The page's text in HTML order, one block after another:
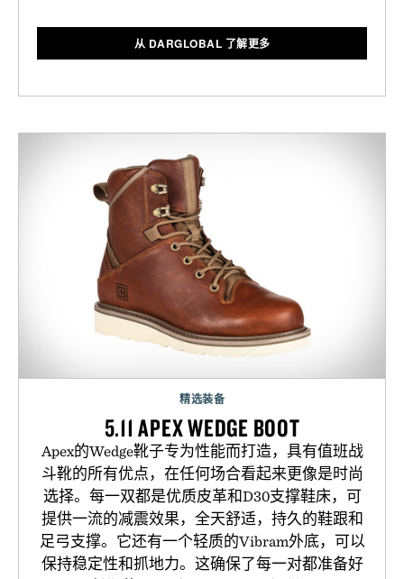
从 DARGLOBAL 了解更多
精选装备
5.11 APEX WEDGE BOOT
Apex的Wedge靴子专为性能而打造，具有值班战
斗靴的所有优点，在任何场合看起来更像是时尚
选择。每一双都是优质皮革和D30支撑鞋床，可
提供一流的减震效果，全天舒适，持久的鞋跟和
足弓支撑。它还有一个轻质的Vibram外底，可以
保持稳定性和抓地力。这确保了每一对都准备好